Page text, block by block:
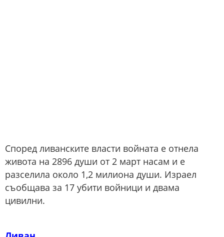
Според ливанските власти войната е отнела
живота на 2896 души от 2 март насам и е
разселила около 1,2 милиона души. Израел
съобщава за 17 убити войници и двама
цивилни.